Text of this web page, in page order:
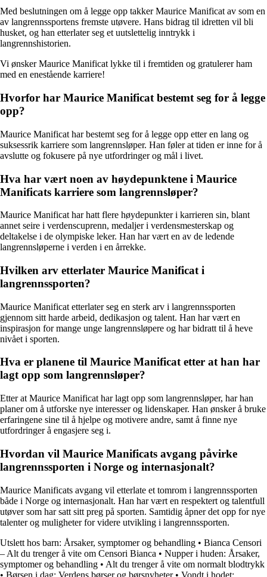
Med beslutningen om å legge opp takker Maurice Manificat av som en
av langrennssportens fremste utøvere. Hans bidrag til idretten vil bli
husket, og han etterlater seg et uutslettelig inntrykk i
langrennshistorien.
Vi ønsker Maurice Manificat lykke til i fremtiden og gratulerer ham
med en enestående karriere!
Hvorfor har Maurice Manificat bestemt seg for å legge
opp?
Maurice Manificat har bestemt seg for å legge opp etter en lang og
suksessrik karriere som langrennsløper. Han føler at tiden er inne for å
avslutte og fokusere på nye utfordringer og mål i livet.
Hva har vært noen av høydepunktene i Maurice
Manificats karriere som langrennsløper?
Maurice Manificat har hatt flere høydepunkter i karrieren sin, blant
annet seire i verdenscuprenn, medaljer i verdensmesterskap og
deltakelse i de olympiske leker. Han har vært en av de ledende
langrennsløperne i verden i en årrekke.
Hvilken arv etterlater Maurice Manificat i
langrennssporten?
Maurice Manificat etterlater seg en sterk arv i langrennssporten
gjennom sitt harde arbeid, dedikasjon og talent. Han har vært en
inspirasjon for mange unge langrennsløpere og har bidratt til å heve
nivået i sporten.
Hva er planene til Maurice Manificat etter at han har
lagt opp som langrennsløper?
Etter at Maurice Manificat har lagt opp som langrennsløper, har han
planer om å utforske nye interesser og lidenskaper. Han ønsker å bruke
erfaringene sine til å hjelpe og motivere andre, samt å finne nye
utfordringer å engasjere seg i.
Hvordan vil Maurice Manificats avgang påvirke
langrennssporten i Norge og internasjonalt?
Maurice Manificats avgang vil etterlate et tomrom i langrennssporten
både i Norge og internasjonalt. Han har vært en respektert og talentfull
utøver som har satt sitt preg på sporten. Samtidig åpner det opp for nye
talenter og muligheter for videre utvikling i langrennssporten.
Utslett hos barn: Årsaker, symptomer og behandling • Bianca Censori
– Alt du trenger å vite om Censori Bianca • Nupper i huden: Årsaker,
symptomer og behandling • Alt du trenger å vite om normalt blodtrykk
• Børsen i dag: Verdens børser og børsnyheter• Vondt i hodet: